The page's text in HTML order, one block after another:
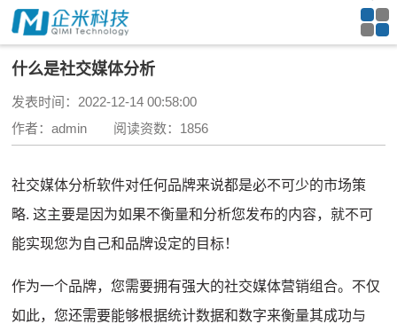
什么是社交媒体分析
发表时间：2022-12-14 00:58:00
作者：admin 阅读资数：1856
社交媒体分析软件对任何品牌来说都是必不可少的市场策
略.这主要是因为如果不衡量和分析您发布的内容，就不可
能实现您为自己和品牌设定的目标！
作为一个品牌，您需要拥有强大的社交媒体营销组合。 不仅
如此，您还需要能够根据统计数据和数字来衡量其成功与